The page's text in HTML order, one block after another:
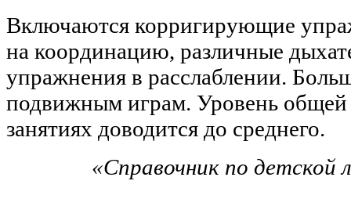
Включаются корригирующие
на координацию, различные
упражнения в расслаблении.
подвижным играм. Уровень общей
занятиях доводится до среднего.
«Справочник по детской